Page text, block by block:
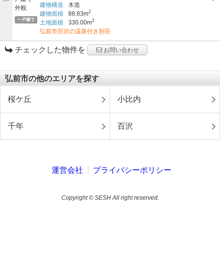
一戸建て
建物構造
木造
建物面積
88.83m2
土地面積 330.00m2
弘前市百沢の温泉付き別荘
チェックした物件を お問い合わせ
弘前市の他のエリアを探す
桜ケ丘 小比内
千年 百沢
運営会社 プライバシーポリシー
Copyright © SESH All right reserved.